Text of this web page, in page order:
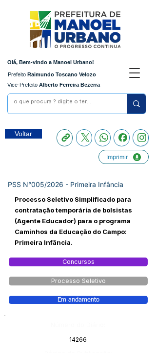
Olá, Bem-vindo a Manoel Urbano!
Prefeito Raimundo Toscano Velozo
Vice-Prefeito Alberto Ferreira Bezerra
Voltar
Imprimir
PSS N°005/2026 - Primeira Infância
Processo Seletivo Simplificado para
contratação temporária de bolsistas
(Agente Educador) para o programa
Caminhos da Educação do Campo:
Primeira Infância.
Concursos
Processo Seletivo
Em andamento
14266